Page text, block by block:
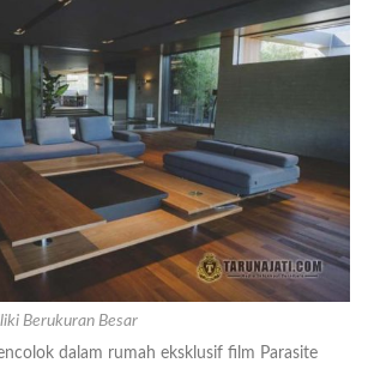
Berukuran Besar
dalam rumah eksklusif film Parasite